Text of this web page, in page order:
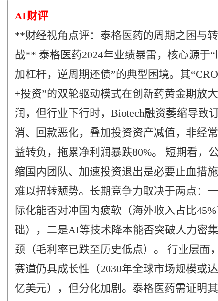
AI财评
**财经视角点评：泰格医药的周期之困与
战** 泰格医药2024年业绩暴雷，核心源于
加杠杆，逆周期还债”的典型困境。其
+投资”的双轮驱动模式在创新药黄金期放
润，但行业下行时，Biotech融资萎缩导致
消、回款恶化，叠加投资资产减值，非经
益转负，拖累净利润暴跌80%。 短期看，
缩国内团队、加速投资退出是必要止血措
难以扭转颓势。长期竞争力取决于两点：
际化能否对冲国内疲软（海外收入占比
础），二是AI等技术降本能否突破人力密
颈（毛利率已跌至历史低点）。 行业层面
赛道仍具成长性（2030年全球市场规模或
亿美元），但分化加剧。泰格医药需证明